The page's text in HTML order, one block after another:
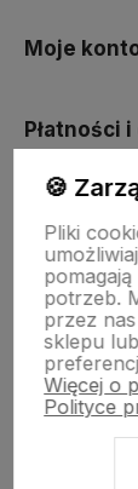
Moje
Płatności
O nas
🍪
Pliki
potrzeb.
przez
sklepu
Więcej o
Polityce